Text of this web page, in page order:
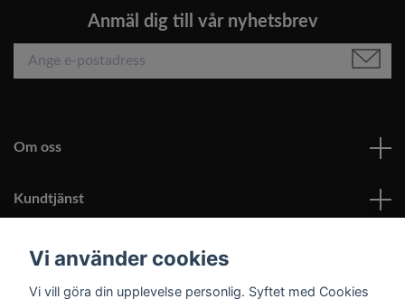
Anmäl dig till vår nyhetsbrev
Om oss
Kundtjänst
Läs mer
Vi använder cookies
Vi vill göra din upplevelse personlig. Syftet med Cookies